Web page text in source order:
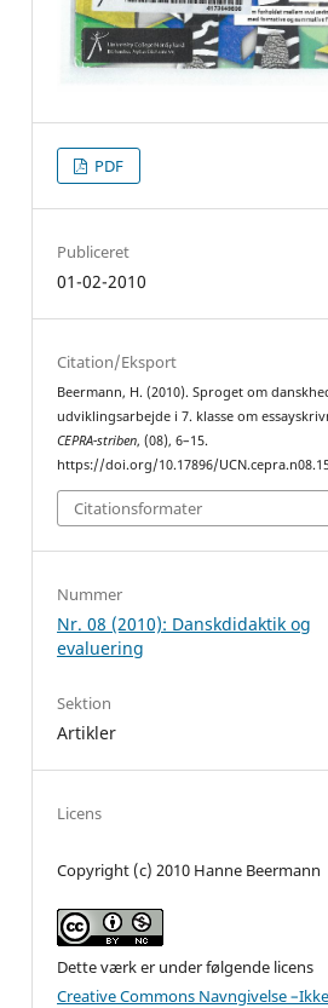
PDF
Publiceret
01-02-2010
Citation/Eksport
Beermann, H. (2010). Sproget om
udviklingsarbejde i 7. klasse om
CEPRA-striben, (08), 6–15.
https://doi.org/10.17896/
Citationsformater
Nummer
Nr. 08 (2010): Danskdidaktik og
evaluering
Sektion
Artikler
Licens
Copyright (c) 2010 Hanne Beermann
Dette værk er under følgende licens
Creative Commons Navngivelse